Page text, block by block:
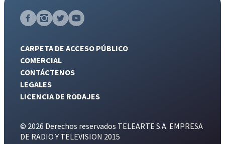
CARPETA DE ACCESO PÚBLICO
COMERCIAL
CONTÁCTENOS
LEGALES
LICENCIA DE RODAJES
© 2026 Derechos reservados TELEARTE S.A. EMPRESA
DE RADIO Y TELEVISION 2015